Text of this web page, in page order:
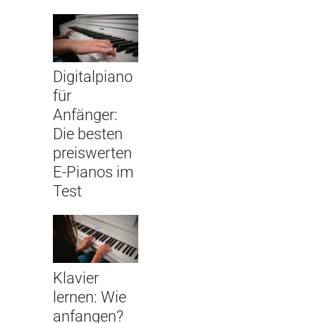
Digitalpiano
für
Anfänger:
Die besten
preiswerten
E-Pianos im
Test
Klavier
lernen: Wie
anfangen?